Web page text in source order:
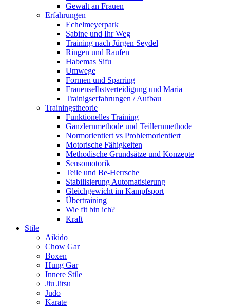
Gewalt an Frauen
Erfahrungen
Echelmeyerpark
Sabine und Ihr Weg
Training nach Jürgen Seydel
Ringen und Raufen
Habemas Sifu
Umwege
Formen und Sparring
Frauenselbstverteidigung und Maria
Trainigserfahrungen / Aufbau
Trainingstheorie
Funktionelles Training
Ganzlernmethode und Teillernmethode
Normorientiert vs Problemorientiert
Motorische Fähigkeiten
Methodische Grundsätze und Konzepte
Sensomotorik
Teile und Be-Herrsche
Stabilisierung Automatisierung
Gleichgewicht im Kampfsport
Übertraining
Wie fit bin ich?
Kraft
Stile
Aikido
Chow Gar
Boxen
Hung Gar
Innere Stile
Jiu Jitsu
Judo
Karate